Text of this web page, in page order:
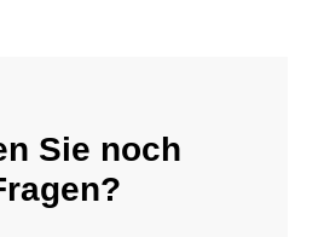
Sie noch